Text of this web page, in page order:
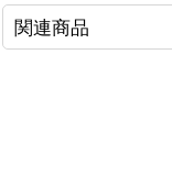
関連商品